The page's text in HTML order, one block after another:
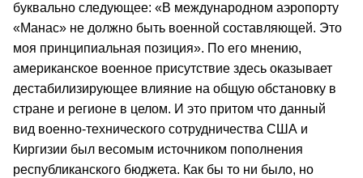
буквально следующее: «В международном аэропорту
«Манас» не должно быть военной составляющей. Это
моя принципиальная позиция». По его мнению,
американское военное присутствие здесь оказывает
дестабилизирующее влияние на общую обстановку в
стране и регионе в целом. И это притом что данный
вид военно-технического сотрудничества США и
Киргизии был весомым источником пополнения
республиканского бюджета. Как бы то ни было, но